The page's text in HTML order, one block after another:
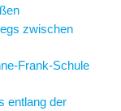
zwischen
Frank-Schule
entlang der